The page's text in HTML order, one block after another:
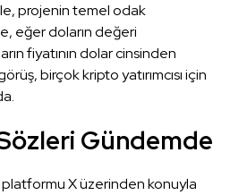
projenin temel odak
eğer doların değeri
fiyatının dolar cinsinden
birçok kripto yatırımcısı için
Gündemde
X üzerinden konuyla